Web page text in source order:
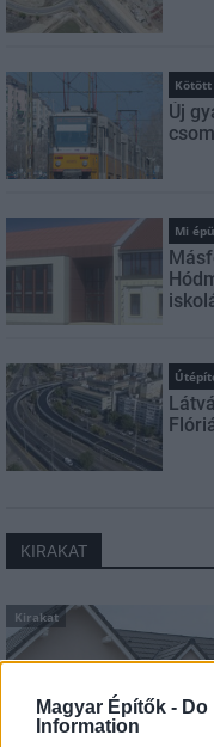
Magyar Építők - Do
Information
Kötött
Új
Mi
KIRAKAT
Kirakat